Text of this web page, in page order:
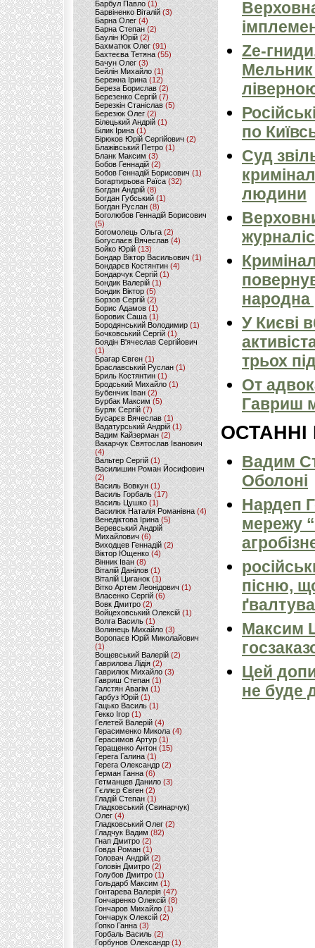
Барбул Павло(1)
Барвіненко Віталій(3)
Барна Олег (4)
Барна Степан (2)
Баулін Юрій (2)
Бахматюк Олег (91)
Бахтеєва Тетяна(55)
Бачун Олег (3)
Бейлін Михайло (1)
Бережна Ірина(12)
Береза Борислав(2)
Березенко Сергій (7)
Березкін Станіслав (5)
Березюк Олег(2)
Білецький Андрій (1)
Білик Ірина (1)
Бірюков Юрій Сергійович (2)
Блажівський Петро (1)
Бланк Максим(3)
Бобов Геннадій (2)
Бобов Геннадій Борисович (1)
Богартирьова Раїса (32)
Богдан Андрій(8)
Богдан Губський (1)
Богдан Руслан(8)
Боголюбов Геннадій Борисович
(5)
Богомолець Ольга (2)
Богуслаєв Вячеслав (4)
Бойко Юрій (13)
Бондар Віктор Васильович (1)
Бондарєв Костянтин (4)
Бондарчук Сергій(1)
Бондик Валерій (1)
Бондик Віктор(5)
Борзов Сергiй (2)
Борис Адамов(1)
Боровик Саша (1)
Бородянський Володимир (1)
Бочковський Сергій (1)
Боядін В'ячеслав Сергійович
(1)
Брагар Євген (1)
Браславський Руслан (1)
Бриль Костянтин (1)
Бродський Михайло (1)
Бубенчик Іван(2)
Бурбак Максим (5)
Буряк Сергій (7)
Бусарєв Вячеслав (1)
Вадатурський Андрій (1)
Вадим Кайзерман (2)
Вакарчук Святослав Іванович
(4)
Вальтер Сергій (1)
Василишин Роман Йосифович
(2)
Василь Вовкун (1)
Василь Горбаль (17)
Василь Цушко (1)
Василюк Наталія Романівна (4)
Венедіктова Ірина(5)
Веревський Андрій
Михайлович (6)
Виходцев Геннадій (2)
Віктор Ющенко (4)
Вінник Іван (8)
Віталій Данілов (1)
Віталій Циганок (1)
Вітко Артем Леонідович(1)
Власенко Сергій (6)
Вовк Дмитро(2)
Войцеховський Олексій(1)
Волга Василь (1)
Волинець Михайло (3)
Воропаєв Юрій Миколайович
(1)
Вощевський Валерій(2)
Гаврилова Лідія (2)
Гаврилюк Михайло (3)
Гавриш Степан (1)
Галстян Авагім (1)
Гарбуз Юрій (1)
Гацько Василь (1)
Гекко Ігор(1)
Гелетей Валерій (4)
Герасименко Микола (4)
Герасимов Артур (1)
Геращенко Антон(15)
Герега Галина (1)
Герега Олександр (2)
Герман Ганна (6)
Гетманцев Данило (3)
Гєллєр Євген (2)
Гладій Степан(1)
Гладковський (Свинарчук)
Олег (4)
Гладковський Олег (2)
Гладчук Вадим (82)
Гнап Дмитро (2)
Говда Роман(1)
Головач Андрій (2)
Головін Дмитро (2)
Голубов Дмитро (1)
Гольдарб Максим(1)
Гонтарева Валерія (47)
Гончаренко Олексій(8)
Гончаров Михайло (1)
Гончарук Олексій (2)
Гопко Ганна (3)
Горбаль Василь (2)
Горбунов Олександр (1)
Ze-
по
Суд
людини
народна
У Києві
трьох
От
Гавриш
ОСТАННІ
Вадим
Оболоні
Нардеп
мережу
пісню,
Максим
Цей
не буде